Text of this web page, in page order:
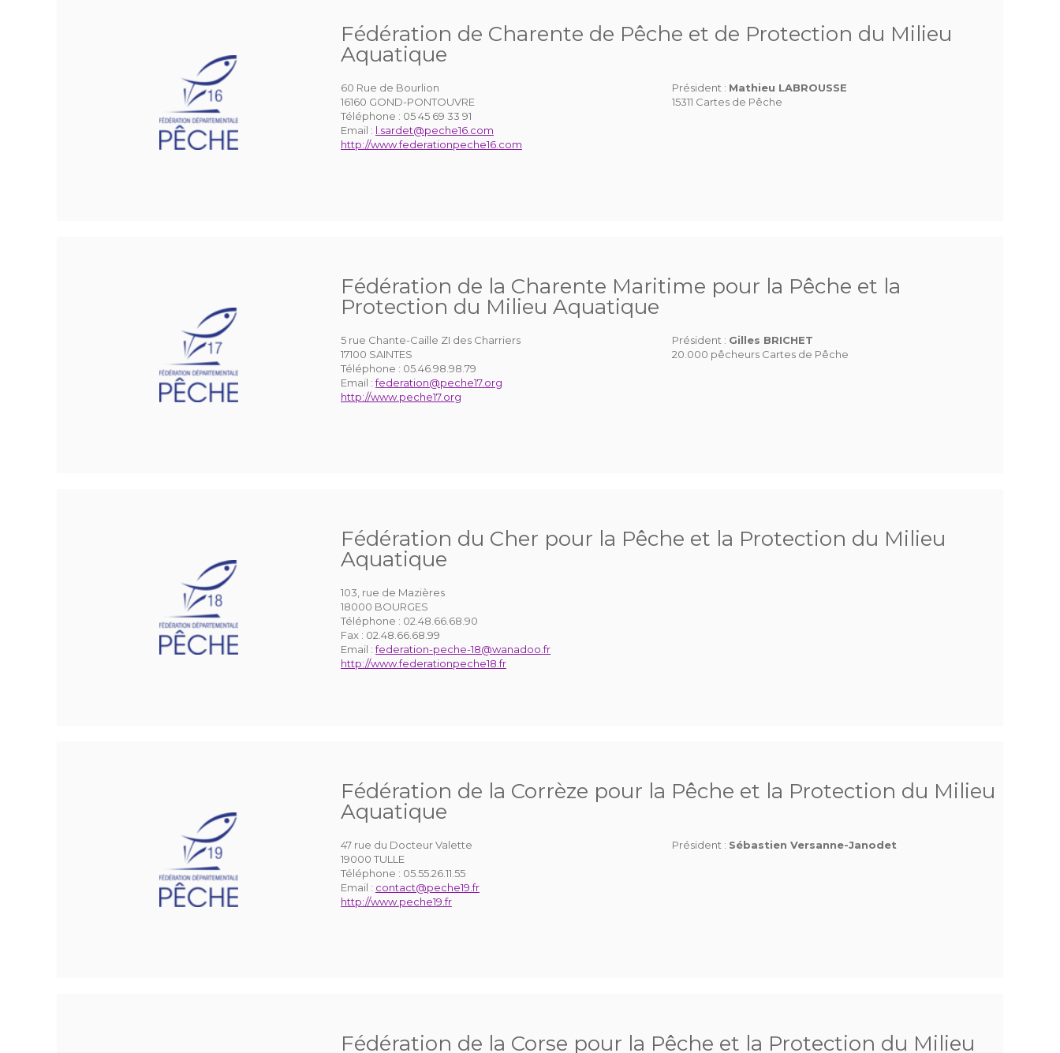
Fédération de Charente de Pêche et de Protection du Milieu
Aquatique
60 Rue de Bourlion
16160 GOND-PONTOUVRE
Téléphone : 05 45 69 33 91
Email : l.sardet@peche16.com
http://www.federationpeche16.com
Président : Mathieu LABROUSSE
15311 Cartes de Pêche
Fédération de la Charente Maritime pour la Pêche et la
Protection du Milieu Aquatique
5 rue Chante-Caille ZI des Charriers
17100 SAINTES
Téléphone : 05.46.98.98.79
Email :federation@peche17.org
http://www.peche17.org
Président : Gilles BRICHET
20.000 pêcheurs Cartes de Pêche
Fédération du Cher pour la Pêche et la Protection du Milieu
Aquatique
103, rue de Mazières
18000 BOURGES
Téléphone : 02.48.66.68.90
Fax : 02.48.66.68.99
Email :federation-peche-18@wanadoo.fr
http://www.federationpeche18.fr
Fédération de la Corrèze pour la Pêche et la Protection du Milieu
Aquatique
47 rue du Docteur Valette
19000 TULLE
Téléphone : 05.55.26.11.55
Email : contact@peche19.fr
http://www.peche19.fr
Président : Sébastien Versanne-Janodet
Fédération de la Corse pour la Pêche et la Protection du Milieu